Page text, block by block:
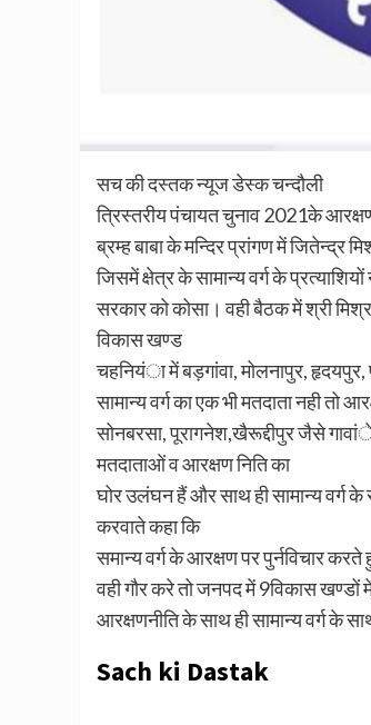
सच की दस्तक न्यूज डेस्क चन्दौली
त्रिस्तरीय पंचायत चुनाव 2021के
ब्रम्ह बाबा के मन्दिर प्रांगण में जितेन्द्र
जिसमें क्षेत्र के सामान्य वर्ग के
सरकार को कोसा। वही बैठक में श्री
विकास खण्ड
चहनियंा में बड़गांवा, मोलनापुर,
सामान्य वर्ग का एक भी मतदाता नही तो
सोनबरसा, पूरागनेश,खैरूद्दीपुर जैसे गावांे
मतदाताओं व आरक्षण निति का
घोर उलंघन हैं और साथ ही सामान्य वर्ग के
करवाते कहा कि
समान्य वर्ग के आरक्षण पर पुर्नविचार करते
वही गौर करे तो जनपद में 9विकास खण्डों
आरक्षणनीति के साथ ही सामान्य वर्ग के
Sach ki Dastak